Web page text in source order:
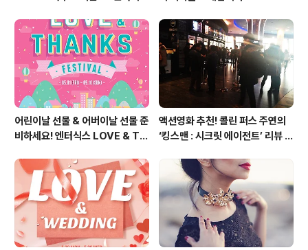
어린이날 선물 & 어버이날 선물 준
비하세요! 엔터식스 LOVE & TH
~ 05.10]
액션영화 추천! 콜린 퍼스 주연의
‘킹스맨 : 시크릿 에이전트’ 리뷰 &